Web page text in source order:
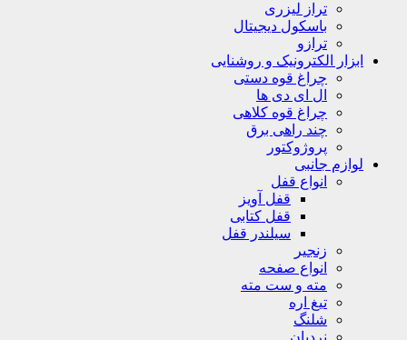
تراز لیزری
باسکول دیجیتال
ترازو
ابزار الکترونیک و روشنایی
چراغ قوه دستی
ال ای دی ها
چراغ قوه کلاهی
چند راهی برق
پروژوکتور
لوازم جانبی
انواع قفل
قفل آویز
قفل کتابی
سیلندر قفل
زنجیر
انواع صفحه
مته و ست مته
تیغ اره
شلنگ
نردبان